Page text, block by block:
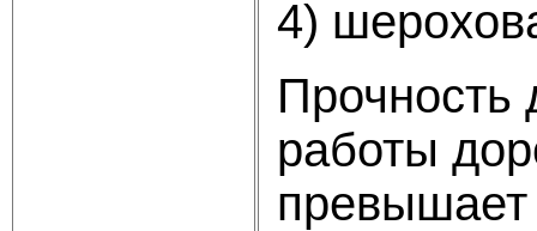
4)
Прочность
работы